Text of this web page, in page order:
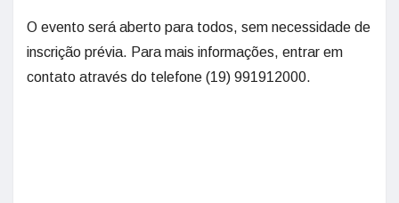
O evento será aberto para todos, sem necessidade de
inscrição prévia. Para mais informações, entrar em
contato através do telefone (19) 991912000.